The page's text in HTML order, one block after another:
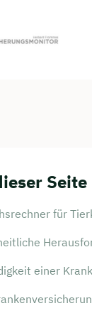
Seite
für
einer
🤝
Montag bis
30 Minuten